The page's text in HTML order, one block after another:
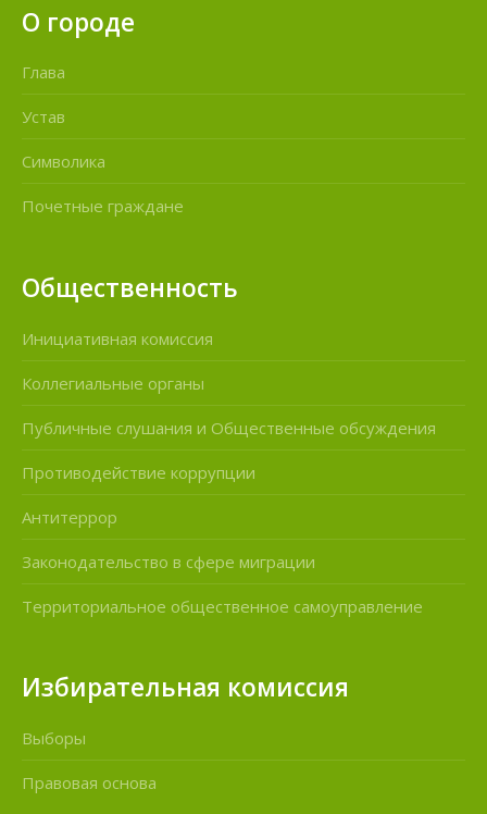
О городе
Глава
Устав
Символика
Почетные граждане
Общественность
Инициативная комиссия
Коллегиальные органы
Публичные слушания и Общественные обсуждения
Противодействие коррупции
Антитеррор
Законодательство в сфере миграции
Территориальное общественное самоуправление
Избирательная комиссия
Выборы
Правовая основа